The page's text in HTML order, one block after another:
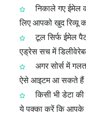
निकाले गए ईमेल
लिए आपको खुद रिव्यू
टूल सिर्फ ईमेल
एड्रेस सच में
अगर सोर्स में
ऐसे आइटम आ सकते हैं
किसी भी डेटा
ये पक्का करें कि आपके